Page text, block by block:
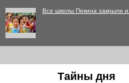
Все школы Пекина закрыли
Тайны дня